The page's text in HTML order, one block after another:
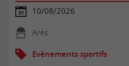
10/08/2026
Arès
Evènements sportifs